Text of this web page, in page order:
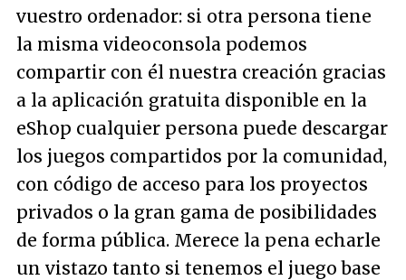
vuestro ordenador: si otra persona tiene
la misma videoconsola podemos
compartir con él nuestra creación gracias
a la aplicación gratuita disponible en la
eShop cualquier persona puede descargar
los juegos compartidos por la comunidad,
con código de acceso para los proyectos
privados o la gran gama de posibilidades
de forma pública. Merece la pena echarle
un vistazo tanto si tenemos el juego base